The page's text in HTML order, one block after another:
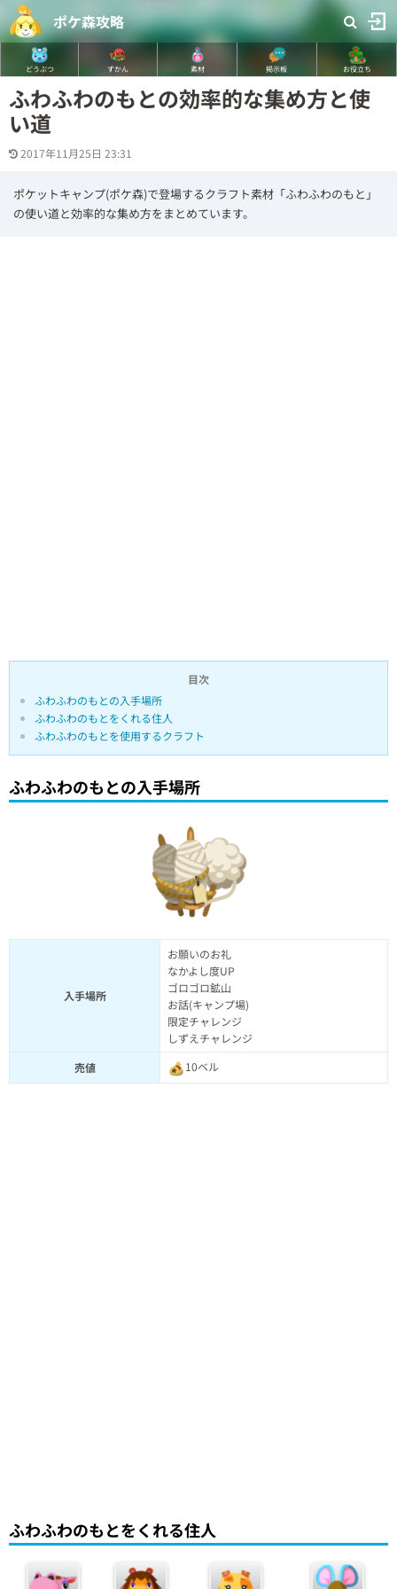
ポケ森攻略
どうぶつ ずかん 素材 掲示板 お役立ち
ふわふわのもとの効率的な集め方と使
い道
2017年11月25日 23:31
ポケットキャンプ(ポケ森)で登場するクラフト素材「ふわふわのもと」
の使い道と効率的な集め方をまとめています。
目次
ふわふわのもとの入手場所
ふわふわのもとをくれる住人
ふわふわのもとを使用するクラフト
ふわふわのもとの入手場所
入手場所
お願いのお礼
なかよし度UP
ゴロゴロ鉱山
お話(キャンプ場)
限定チャレンジ
しずえチャレンジ
売値
10ベル
ふわふわのもとをくれる住人